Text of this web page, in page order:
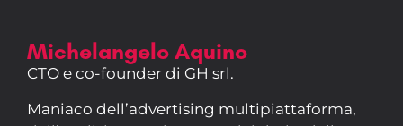
Michelangelo Aquino
CTO e co-founder di GH srl.
Maniaco dell’advertising multipiattaforma,